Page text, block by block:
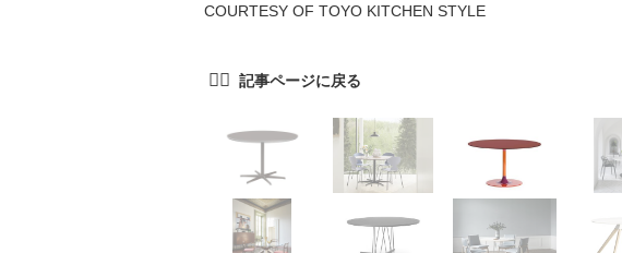
COURTESY OF TOYO KITCHEN STYLE